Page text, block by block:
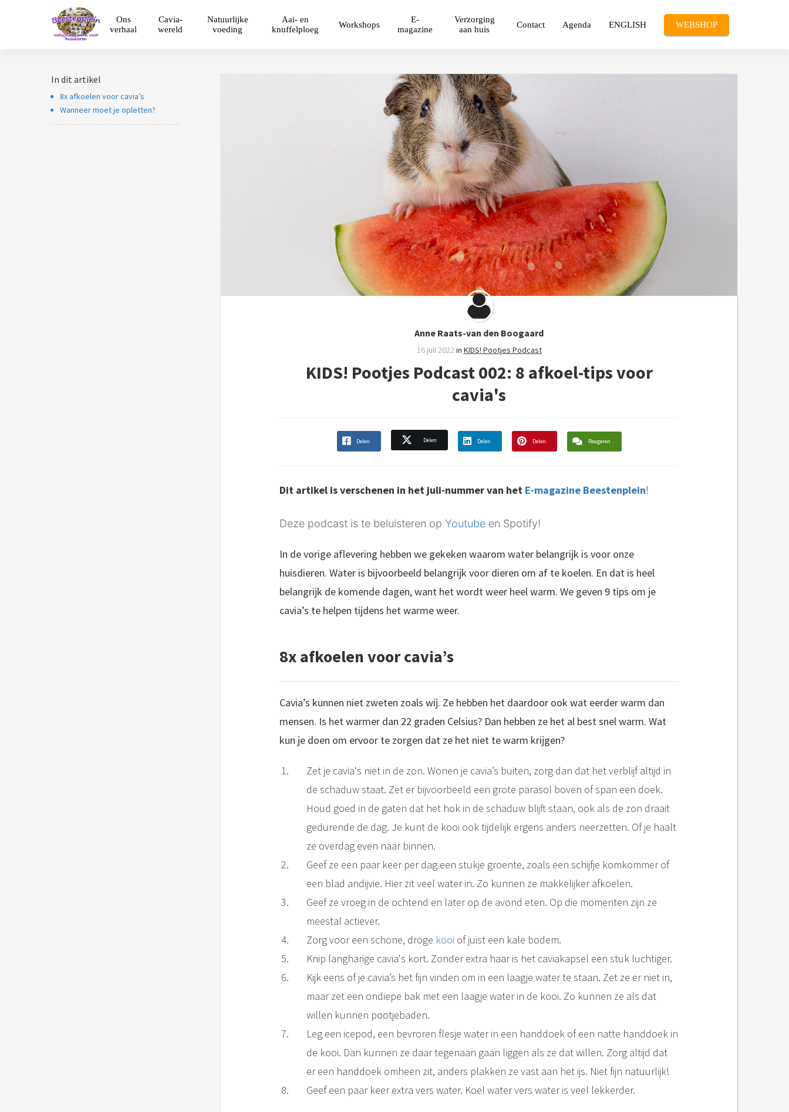
Ons
verhaal
Cavia-
wereld
Natuurlijke
voeding
Aai- en
knuffelploeg
Workshops
E-
magazine
Verzorging
aan huis
Contact Agenda ENGLISH WEBSHOP
In dit artikel
8x afkoelen voor cavia’s
Wanneer moet je opletten?
Anne Raats-van den Boogaard
16 juli 2022 in KIDS! Pootjes Podcast
KIDS! Pootjes Podcast 002: 8 afkoel-tips voor
cavia's
Delen Delen Delen Delen Reageren
Dit artikel is verschenen in het juli-nummer van het E-magazine Beestenplein!
Deze podcast is te beluisteren op Youtube en Spotify!
In de vorige aflevering hebben we gekeken waarom water belangrijk is voor onze
huisdieren. Water is bijvoorbeeld belangrijk voor dieren om af te koelen. En dat is heel
belangrijk de komende dagen, want het wordt weer heel warm. We geven 9 tips om je
cavia’s te helpen tijdens het warme weer.
8x afkoelen voor cavia’s
Cavia’s kunnen niet zweten zoals wij. Ze hebben het daardoor ook wat eerder warm dan
mensen. Is het warmer dan 22 graden Celsius? Dan hebben ze het al best snel warm. Wat
kun je doen om ervoor te zorgen dat ze het niet te warm krijgen?
Zet je cavia's niet in de zon. Wonen je cavia’s buiten, zorg dan dat het verblijf altijd in
de schaduw staat. Zet er bijvoorbeeld een grote parasol boven of span een doek.
Houd goed in de gaten dat het hok in de schaduw blijft staan, ook als de zon draait
gedurende de dag. Je kunt de kooi ook tijdelijk ergens anders neerzetten. Of je haalt
ze overdag even naar binnen.
Geef ze een paar keer per dag een stukje groente, zoals een schijfje komkommer of
een blad andijvie. Hier zit veel water in. Zo kunnen ze makkelijker afkoelen.
Geef ze vroeg in de ochtend en later op de avond eten. Op die momenten zijn ze
meestal actiever.
Zorg voor een schone, droge kooi of juist een kale bodem.
Knip langharige cavia's kort. Zonder extra haar is het caviakapsel een stuk luchtiger.
Kijk eens of je cavia’s het fijn vinden om in een laagje water te staan. Zet ze er niet in,
maar zet een ondiepe bak met een laagje water in de kooi. Zo kunnen ze als dat
willen kunnen pootjebaden.
Leg een icepod, een bevroren flesje water in een handdoek of een natte handdoek in
de kooi. Dan kunnen ze daar tegenaan gaan liggen als ze dat willen. Zorg altijd dat
er een handdoek omheen zit, anders plakken ze vast aan het ijs. Niet fijn natuurlijk!
Geef een paar keer extra vers water. Koel water vers water is veel lekkerder.